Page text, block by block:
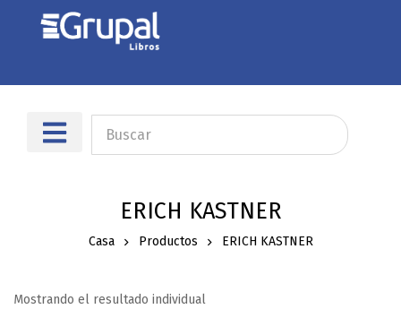
ERICH KASTNER
Casa Productos ERICH KASTNER
Mostrando el resultado individual